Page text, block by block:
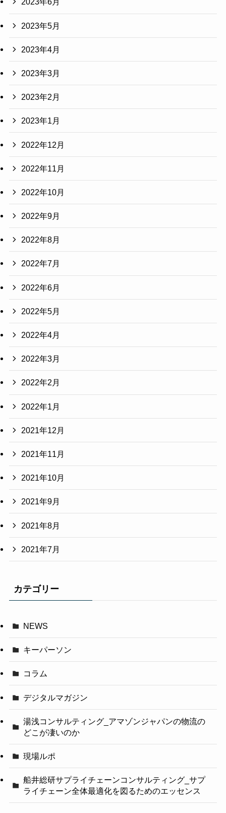
2023年5月
2023年4月
2023年3月
2023年2月
2023年1月
2022年12月
2022年11月
2022年10月
2022年9月
2022年8月
2022年7月
2022年6月
2022年5月
2022年4月
2022年3月
2022年2月
2022年1月
2021年12月
2021年11月
2021年10月
2021年9月
2021年8月
2021年7月
カテゴリー
NEWS
キーパーソン
コラム
デジタルマガジン
湯浅コンサルティング_アマゾンジャパンの物流の
どこが凄いのか
現場ルポ
船井総研サプライチェーンコンサルティング_サプ
ライチェーン全体最適化を図るためのエッセンス